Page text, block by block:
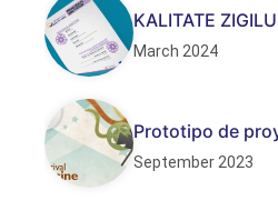
KALITATE
March 2024
Prototipo de
September 2023